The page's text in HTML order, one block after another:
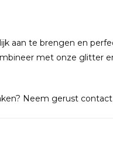
aan te brengen en
met onze glitter
Neem gerust